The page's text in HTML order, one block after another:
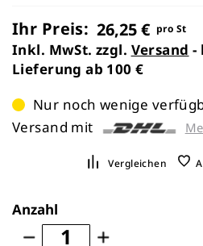
Ihr Preis: 26,25 € pro St
Inkl. MwSt. zzgl. Versand -
Lieferung ab 100 €
Nur noch wenige
Versand mit
Vergleichen
Anzahl